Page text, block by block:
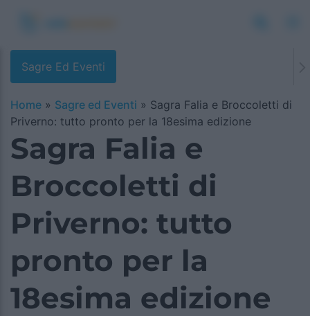
Sagre Ed Eventi
Home » Sagre ed Eventi » Sagra Falia e Broccoletti di
Priverno: tutto pronto per la 18esima edizione
Sagra Falia e
Broccoletti di
Priverno: tutto
pronto per la
18esima edizione